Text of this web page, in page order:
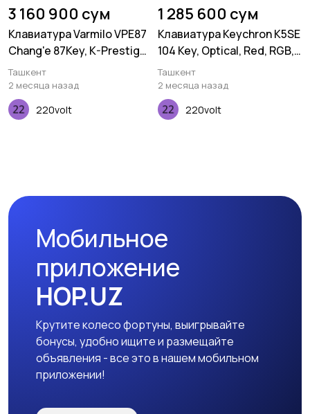
3 160 900 сум
Клавиатура Varmilo VPE87
Chang'e 87Key, K-Prestige
Light, BT/WL/USB-A, EN,
White Led, Синий
Ташкент
2 месяца назад
220volt
1 285 600 сум
Клавиатура Keychron K5SE
104 Key, Optical, Red, RGB,
Hot-Swap, WL, UA, Black
Ташкент
2 месяца назад
220volt
Мобильное
приложение
HOP.UZ
Крутите колесо фортуны, выигрывайте
бонусы, удобно ищите и размещайте
объявления - все это в нашем мобильном
приложении!